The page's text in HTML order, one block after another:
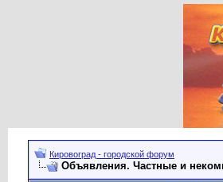
Кировоград - городской форум
Объявления. Частные и